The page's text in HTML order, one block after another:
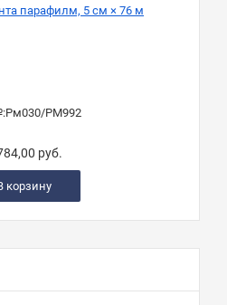
парафилм, 5 см × 76 м
Рм030/PM992
руб.
корзину